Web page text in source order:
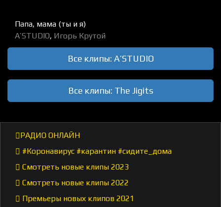
Папа, мама (ты и я)
A’STUDIO, Игорь Крутой
Все клипы: A’STUDIO
Все клипы: The Jigits
РАДИО ОНЛАЙН
#Коронавирус #карантин #сидите_дома
Смотреть новые клипы 2023
Смотреть новые клипы 2022
Премьеры новых клипов 2021